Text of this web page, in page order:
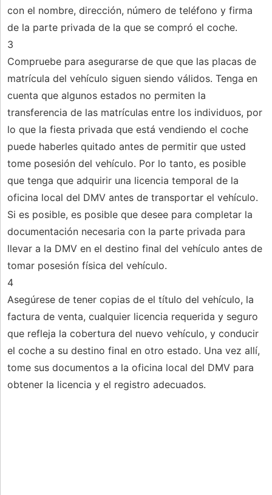
con el nombre, dirección, número de teléfono y firma
de la parte privada de la que se compró el coche.
3
Compruebe para asegurarse de que que las placas de
matrícula del vehículo siguen siendo válidos. Tenga en
cuenta que algunos estados no permiten la
transferencia de las matrículas entre los individuos, por
lo que la fiesta privada que está vendiendo el coche
puede haberles quitado antes de permitir que usted
tome posesión del vehículo. Por lo tanto, es posible
que tenga que adquirir una licencia temporal de la
oficina local del DMV antes de transportar el vehículo.
Si es posible, es posible que desee para completar la
documentación necesaria con la parte privada para
llevar a la DMV en el destino final del vehículo antes de
tomar posesión física del vehículo.
4
Asegúrese de tener copias de el título del vehículo, la
factura de venta, cualquier licencia requerida y seguro
que refleja la cobertura del nuevo vehículo, y conducir
el coche a su destino final en otro estado. Una vez allí,
tome sus documentos a la oficina local del DMV para
obtener la licencia y el registro adecuados.